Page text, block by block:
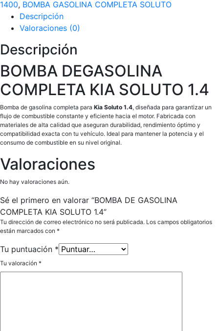
1400, BOMBA GASOLINA COMPLETA SOLUTO
Descripción
Valoraciones (0)
Descripción
BOMBA DEGASOLINA
COMPLETA KIA SOLUTO 1.4
Bomba de gasolina completa para Kia Soluto 1.4, diseñada para garantizar un
flujo de combustible constante y eficiente hacia el motor. Fabricada con
materiales de alta calidad que aseguran durabilidad, rendimiento óptimo y
compatibilidad exacta con tu vehículo. Ideal para mantener la potencia y el
consumo de combustible en su nivel original.
Valoraciones
No hay valoraciones aún.
Sé el primero en valorar “BOMBA DE GASOLINA
COMPLETA KIA SOLUTO 1.4”
Tu dirección de correo electrónico no será publicada. Los campos obligatorios
están marcados con *
Tu puntuación *
Tu valoración *